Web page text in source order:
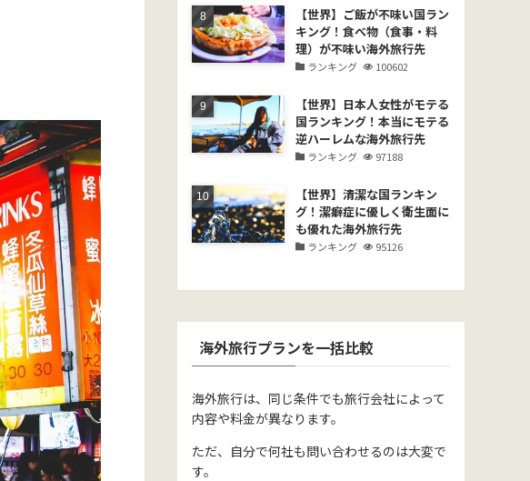
【世界】ご飯が不味い国ラン
キング！食べ物（食事・料
理）が不味い海外旅行先
ランキング 100602
【世界】日本人女性がモテる
国ランキング！本当にモテる
逆ハーレムな海外旅行先
ランキング 97188
【世界】清潔な国ランキン
グ！潔癖症に優しく衛生面に
も優れた海外旅行先
ランキング 95126
海外旅行プランを一括比較
海外旅行は、同じ条件でも旅行会社によって
内容や料金が異なります。
ただ、自分で何社も問い合わせるのは大変で
す。